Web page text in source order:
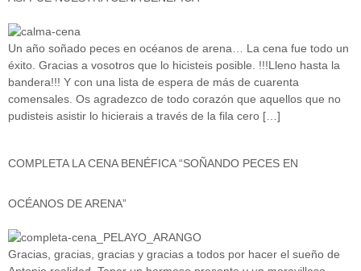
Un año soñado peces en océanos de arena… La cena fue todo un
éxito. Gracias a vosotros que lo hicisteis posible. !!!Lleno hasta la
bandera!!! Y con una lista de espera de más de cuarenta
comensales. Os agradezco de todo corazón que aquellos que no
pudisteis asistir lo hicierais a través de la fila cero […]
COMPLETA LA CENA BENÉFICA “SOÑANDO PECES EN
OCÉANOS DE ARENA”
Gracias, gracias, gracias y gracias a todos por hacer el sueño de